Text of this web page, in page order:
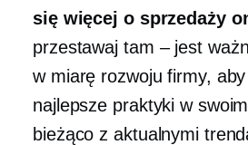
się więcej o sprzedaży
przestawaj tam – jest
w miarę rozwoju firmy,
najlepsze praktyki w
bieżąco z aktualnymi